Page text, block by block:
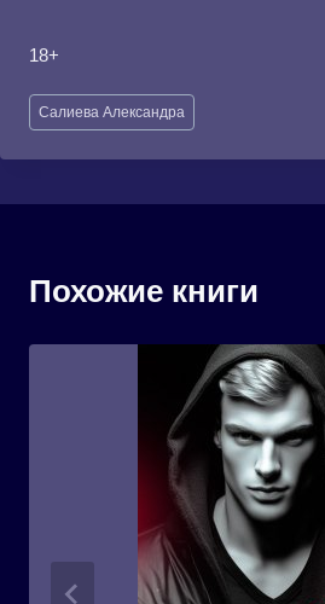
18+
Метки
записи:
Салиева Александра
Похожие книги